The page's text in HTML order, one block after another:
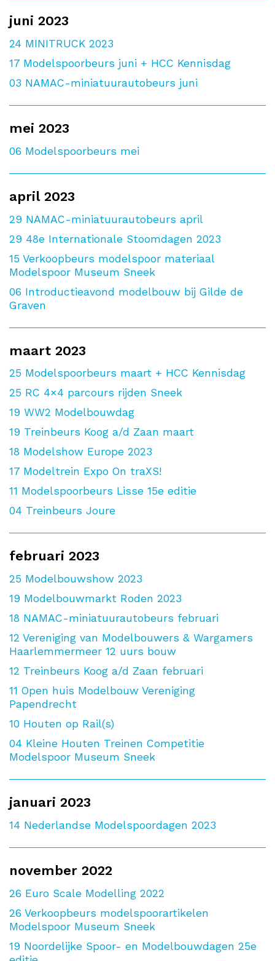
juni 2023
24 MINITRUCK 2023
17 Modelspoorbeurs juni + HCC Kennisdag
03 NAMAC-miniatuurautobeurs juni
mei 2023
06 Modelspoorbeurs mei
april 2023
29 NAMAC-miniatuurautobeurs april
29 48e Internationale Stoomdagen 2023
15 Verkoopbeurs modelspoor materiaal
Modelspoor Museum Sneek
06 Introductieavond modelbouw bij Gilde de
Graven
maart 2023
25 Modelspoorbeurs maart + HCC Kennisdag
25 RC 4×4 parcours rijden Sneek
19 WW2 Modelbouwdag
19 Treinbeurs Koog a/d Zaan maart
18 Modelshow Europe 2023
17 Modeltrein Expo On traXS!
11 Modelspoorbeurs Lisse 15e editie
04 Treinbeurs Joure
februari 2023
25 Modelbouwshow 2023
19 Modelbouwmarkt Roden 2023
18 NAMAC-miniatuurautobeurs februari
12 Vereniging van Modelbouwers & Wargamers
Haarlemmermeer 12 uurs bouw
12 Treinbeurs Koog a/d Zaan februari
11 Open huis Modelbouw Vereniging
Papendrecht
10 Houten op Rail(s)
04 Kleine Houten Treinen Competitie
Modelspoor Museum Sneek
januari 2023
14 Nederlandse Modelspoordagen 2023
november 2022
26 Euro Scale Modelling 2022
26 Verkoopbeurs modelspoorartikelen
Modelspoor Museum Sneek
19 Noordelijke Spoor- en Modelbouwdagen 25e